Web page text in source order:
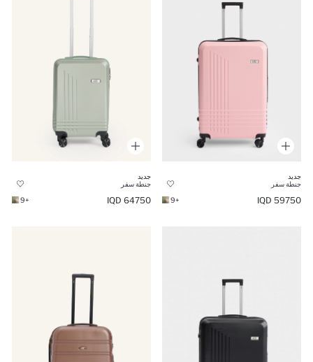
جديد
جنطة سفر
59750 IQD
+9
جديد
جنطة سفر
64750 IQD
+9